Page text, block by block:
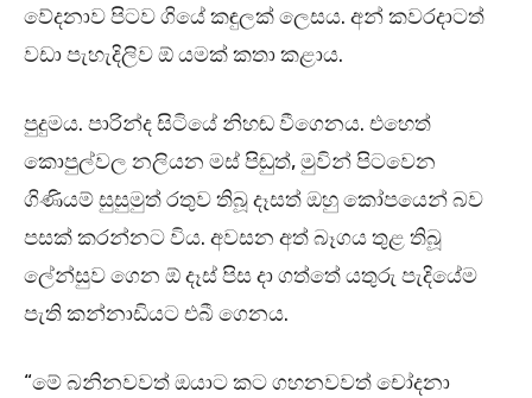
වේදනාව පිටව ගියේ කඳුලක් ලෙසය. අන් කවරදාටත්
වඩා පැහැදිලිව ඕ යමක් කතා කළාය.
පුදුමය. පාරින්ද සිටියේ නිහඬ වීගෙනය. එහෙත්
කොපුල්වල නලියන මස් පිඬුත්, මුවින් පිටවෙන
ගිණියම් සුසුමුත් රතුව තිබූ දෑසත් ඔහු කෝපයෙන් බව
පසක් කරන්නට විය. අවසන අත් බෑගය තුළ තිබූ
ලේන්සුව ගෙන ඕ දෑස් පිස දා ගත්තේ යතුරු පැදියේම
පැති කන්නාඩියට එබී ගෙනය.
“මේ බනිනවවත් ඔයාට කට ගහනවවත් චෝදනා